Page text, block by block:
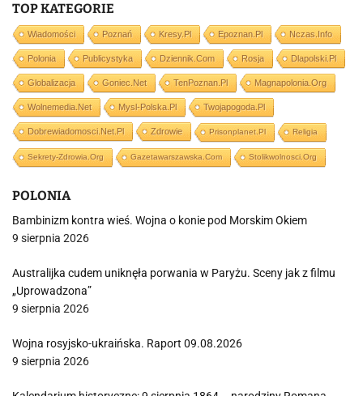
TOP KATEGORIE
Wiadomości Poznań Kresy.pl Epoznan.pl Nczas.info
Polonia Publicystyka Dziennik.com Rosja Dlapolski.pl
Globalizacja Goniec.net TenPoznan.pl Magnapolonia.org
Wolnemedia.net Mysl-Polska.pl Twojapogoda.pl
Dobrewiadomosci.net.pl Zdrowie Prisonplanet.pl Religia
Sekrety-Zdrowia.org Gazetawarszawska.com Stolikwolnosci.org
POLONIA
Bambinizm kontra wieś. Wojna o konie pod Morskim Okiem
9 sierpnia 2026
Australijka cudem uniknęła porwania w Paryżu. Sceny jak z filmu
„Uprowadzona”
9 sierpnia 2026
Wojna rosyjsko-ukraińska. Raport 09.08.2026
9 sierpnia 2026